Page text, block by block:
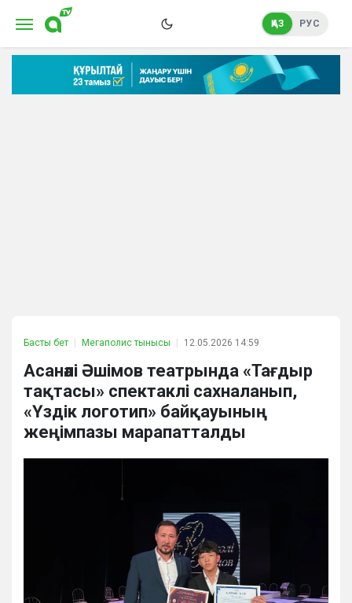
ҚАЗ РУС
Басты бет Мегаполис тынысы 12.05.2026 14:59
Асанәлі Әшімов театрында «Тағдыр
тақтасы» спектаклі сахналанып,
«Үздік логотип» байқауының
жеңімпазы марапатталды